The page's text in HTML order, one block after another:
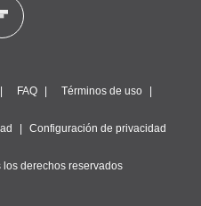
FAQ Términos de uso
Configuración de privacidad
derechos reservados